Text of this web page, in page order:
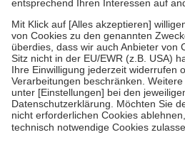
stärken und die besondere Stellung
fallenkeine Zuzahlungenan bei:
• Kindern und Jugendlichen bis zum
mit Ausnahme der Fahrkosten
• Untersuchungen zur Vorsorge und
GKV getragen werden
• empfohlenen Schutzimpfungen
• Harn- und Blutteststreifen